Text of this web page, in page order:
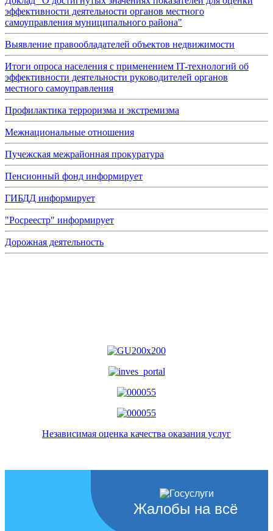
эффективности деятельности органов местного
самоуправления муниципального района"
Выявление правообладателей объектов недвижимости
Итоги опроса населения с применением IT-технологий об
эффективности деятельности руководителей органов
местного самоуправления
Профилактика терроризма и экстремизма
Межнациональные отношения
Пучежская межрайонная прокуратура
Пенсионный фонд информирует
ГИБДД информирует
"Росреестр" информирует
Дорожная деятельность
Независимая оценка качества оказания услуг
Жалобы на всё